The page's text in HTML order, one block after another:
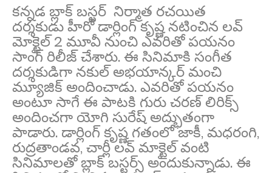
కన్నడ బ్లాక్ బస్టర్ నిర్మాత రచయిత
దర్శకుడు హీరో డార్లింగ్ కృష్ణ నటించిన లవ్
మోక్టైల్ 2 మూవీ నుంచి ఎవరితో పయనం
సాంగ్ రిలీజ్ చేశారు. ఈ సినిమాకి సంగీత
దర్శకుడిగా నకుల్ అభయాన్కర్ మంచి
మ్యూజిక్ అందించాడు. ఎవరితో పయనం
అంటూ సాగే ఈ పాటకి గురు చరణ్ లిరిక్స్
అందించగా యోగి సురేష్ అద్భుతంగా
పాడారు. డార్లింగ్ కృష్ణ గతంలో జాకీ, మధరంగి,
రుద్రతాండవ, చార్లీ లవ్ మాక్టైల్ వంటి
సినిమాలతో బ్లాక్ బస్టర్స్ అందుకున్నాడు. ఈ